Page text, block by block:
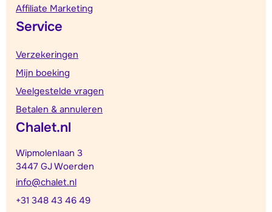
Affiliate Marketing
Service
Verzekeringen
Mijn boeking
Veelgestelde vragen
Betalen & annuleren
Chalet.nl
Wipmolenlaan 3
3447 GJ Woerden
info@chalet.nl
+31 348 43 46 49